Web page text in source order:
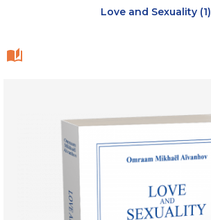
Love and Sexuality (1)